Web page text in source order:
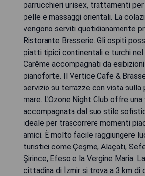
parrucchieri unisex, trattamenti
pelle e massaggi orientali. La
vengono serviti quotidianamente
Ristorante Brasserie. Gli ospiti
piatti tipici continentali e turchi nel
Carême accompagnati da esibizioni
pianoforte. Il Vertice Cafe &
servizio su terrazze con vista sulla
mare. L'Ozone Night Club offre una
accompagnata dal suo stile
ideale per trascorrere momenti
amici. È molto facile raggiungere
turistici come Çeşme, Alaçatı,
Şirince, Efeso e la Vergine Maria.
cittadina di İzmir si trova a 3 km di